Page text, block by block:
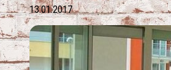
13.01.2017